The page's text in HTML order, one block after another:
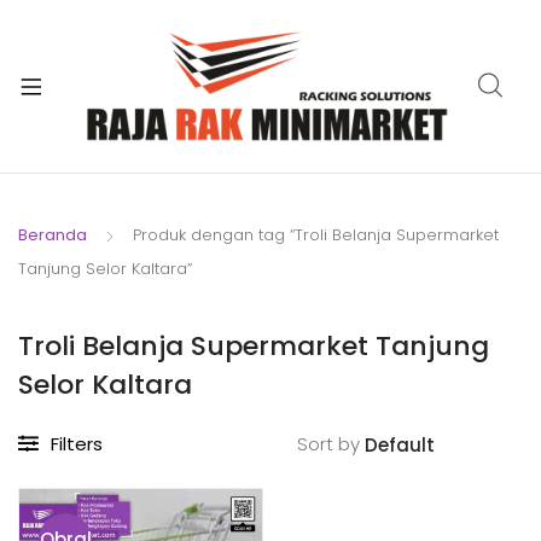
Beranda
Produk dengan tag “Troli Belanja Supermarket
Tanjung Selor Kaltara”
Troli Belanja Supermarket Tanjung
Selor Kaltara
Filters Sort by